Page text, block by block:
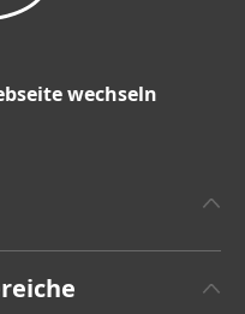
wechseln